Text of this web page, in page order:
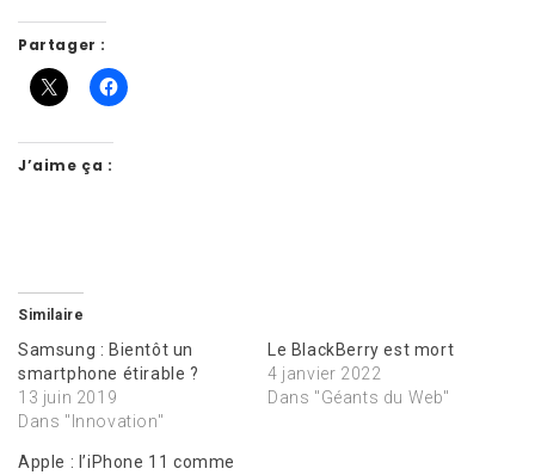
Partager :
J’aime ça :
Similaire
Samsung : Bientôt un
smartphone étirable ?
13 juin 2019
Dans "Innovation"
Le BlackBerry est mort
4 janvier 2022
Dans "Géants du Web"
Apple : l’iPhone 11 comme